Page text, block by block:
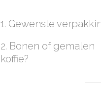
1. Gewenste
2. Bonen of gemalen
koffie?